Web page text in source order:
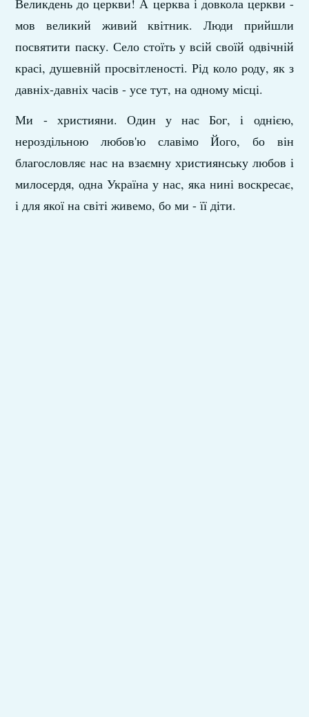
Великдень до церкви! А цер­ква і довкола церкви -
мов великий живий квітник. Люди прийшли
посвятити паску. Село стоїть у всій своїй одвічній
красі, душевній просвітленості. Рід коло роду, як з
давніх-давніх часів - усе тут, на одному місці.
Ми - християни. Один у нас Бог, і однією,
нероздільною любов'ю славімо Його, бо він
благословляє нас на взаємну християнську любов і
милосердя, одна Україна у нас, яка нині воскресає,
і для якої на світі живемо, бо ми - її діти.